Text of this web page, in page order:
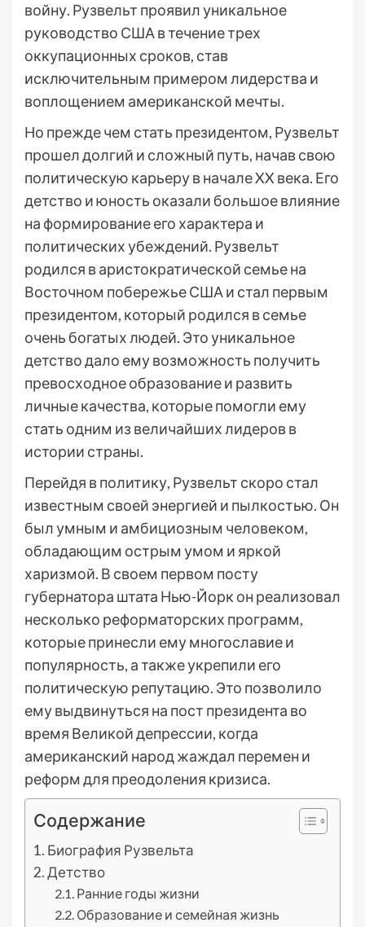
войну. Рузвельт проявил уникальное
руководство США в течение трех
оккупационных сроков, став
исключительным примером лидерства и
воплощением американской мечты.
Но прежде чем стать президентом, Рузвельт
прошел долгий и сложный путь, начав свою
политическую карьеру в начале XX века. Его
детство и юность оказали большое влияние
на формирование его характера и
политических убеждений. Рузвельт
родился в аристократической семье на
Восточном побережье США и стал первым
президентом, который родился в семье
очень богатых людей. Это уникальное
детство дало ему возможность получить
превосходное образование и развить
личные качества, которые помогли ему
стать одним из величайших лидеров в
истории страны.
Перейдя в политику, Рузвельт скоро стал
известным своей энергией и пылкостью. Он
был умным и амбициозным человеком,
обладающим острым умом и яркой
харизмой. В своем первом посту
губернатора штата Нью-Йорк он реализовал
несколько реформаторских программ,
которые принесли ему многославие и
популярность, а также укрепили его
политическую репутацию. Это позволило
ему выдвинуться на пост президента во
время Великой депрессии, когда
американский народ жаждал перемен и
реформ для преодоления кризиса.
Содержание
Биография Рузвельта
Детство
Ранние годы жизни
Образование и семейная жизнь